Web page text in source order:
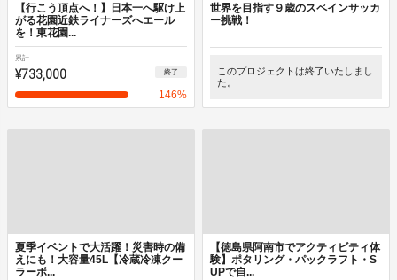
【行こう頂点へ！】日本一へ駆け上
がる花園近鉄ライナーズへエール
を！東花園...
累計
¥733,000 終了
146%
世界を目指す９歳のスペインサッカ
ー挑戦！
このプロジェクトは終了いたしまし
た。
夏季イベントで大活躍！災害時の備
えにも！大容量45L【冷蔵冷凍クー
ラーボ...
【徳島県阿南市でアクティビティ体
験】ポタリング・パックラフト・S
UPで自...